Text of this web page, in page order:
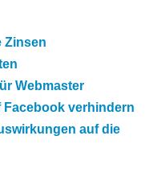
Zinsen
Webmaster
Facebook verhindern
auf die